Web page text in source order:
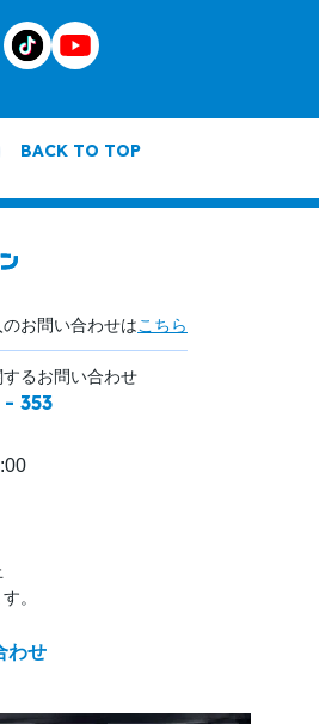
BACK TO TOP
お問い合わせはこちら
るお問い合わせ
353
。
わせ